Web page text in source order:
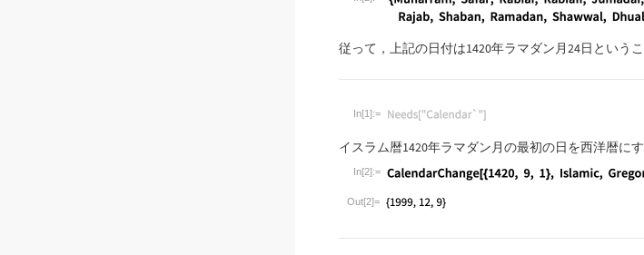
Wolfram Language code: {Muharram, Safar,
従って，上記の日付は1420年ラマダン月24日という
In[1]:=
Wolfram Language code: Needs["Calendar`"]
イスラム暦1420年ラマダン月の最初の日を西洋暦にす
In[2]:=
Wolfram Language code:
Out[2]=